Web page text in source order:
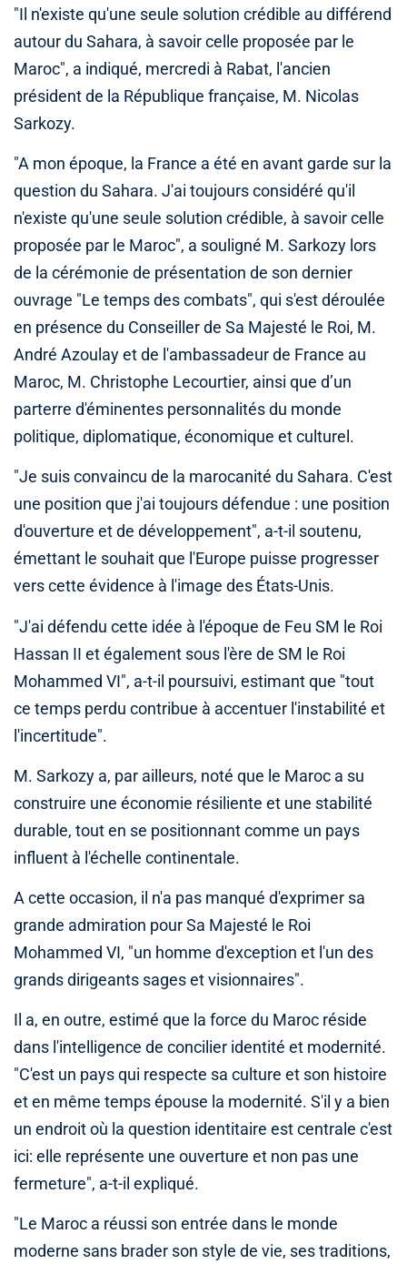
"Il n'existe qu'une seule solution crédible au différend
autour du Sahara, à savoir celle proposée par le
Maroc", a indiqué, mercredi à Rabat, l'ancien
président de la République française, M. Nicolas
Sarkozy.
"A mon époque, la France a été en avant garde sur la
question du Sahara. J'ai toujours considéré qu'il
n'existe qu'une seule solution crédible, à savoir celle
proposée par le Maroc", a souligné M. Sarkozy lors
de la cérémonie de présentation de son dernier
ouvrage "Le temps des combats", qui s'est déroulée
en présence du Conseiller de Sa Majesté le Roi, M.
André Azoulay et de l'ambassadeur de France au
Maroc, M. Christophe Lecourtier, ainsi que d’un
parterre d'éminentes personnalités du monde
politique, diplomatique, économique et culturel.
"Je suis convaincu de la marocanité du Sahara. C'est
une position que j'ai toujours défendue : une position
d'ouverture et de développement", a-t-il soutenu,
émettant le souhait que l'Europe puisse progresser
vers cette évidence à l'image des États-Unis.
"J'ai défendu cette idée à l'époque de Feu SM le Roi
Hassan II et également sous l'ère de SM le Roi
Mohammed VI", a-t-il poursuivi, estimant que "tout
ce temps perdu contribue à accentuer l'instabilité et
l'incertitude".
M. Sarkozy a, par ailleurs, noté que le Maroc a su
construire une économie résiliente et une stabilité
durable, tout en se positionnant comme un pays
influent à l'échelle continentale.
A cette occasion, il n'a pas manqué d'exprimer sa
grande admiration pour Sa Majesté le Roi
Mohammed VI, "un homme d'exception et l'un des
grands dirigeants sages et visionnaires".
Il a, en outre, estimé que la force du Maroc réside
dans l'intelligence de concilier identité et modernité.
"C'est un pays qui respecte sa culture et son histoire
et en même temps épouse la modernité. S'il y a bien
un endroit où la question identitaire est centrale c'est
ici: elle représente une ouverture et non pas une
fermeture", a-t-il expliqué.
"Le Maroc a réussi son entrée dans le monde
moderne sans brader son style de vie, ses traditions,